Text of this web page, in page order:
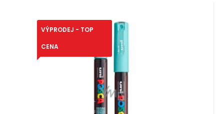
VÝPRODEJ - TOP
CENA
Posca Universal-Acrylmarker
0,7 - 1 mm Azure, (aqua-grün)
PC-1M
Code: 2202573
Anbietercode: P285171000
EAN: 4902778249352
EUR
VYPRODÁNO
Favorit
Vergleichen Sie
Popisovač na vodní bázi s unikátními
vlastnostmi. Má výbornou krycí schopnost.
Je permanentní a neza